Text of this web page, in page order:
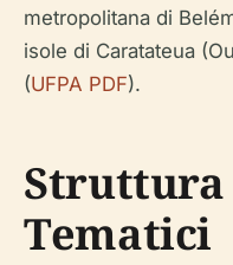
metropolitana di
isole di Caratateua
(UFPA PDF).
Struttura
Tematici